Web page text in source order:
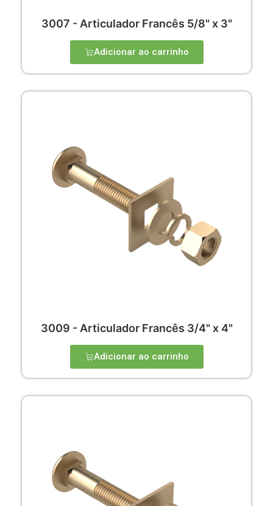
3007 - Articulador Francês 5/8" x 3"
Adicionar ao carrinho
3009 - Articulador Francês 3/4" x 4"
Adicionar ao carrinho